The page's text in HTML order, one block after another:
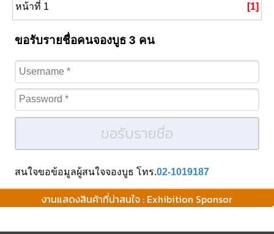
หน้าที่ 1
[1]
ขอรับรายชื่อคนจองบูธ 3 คน
ขอรับรายชื่อ
สนใจขอข้อมูลผู้สนใจจองบูธ โทร.02-1019187
งานแสดงสินค้าที่น่าสนใจ : Exhibition Sponsor